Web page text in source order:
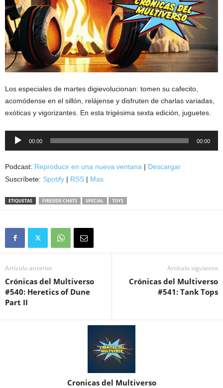
Los especiales de martes digievolucionan: tomen su cafecito,
acomódense en el sillón, relájense y disfruten de charlas variadas,
exóticas y vigorizantes. En esta trigésima sexta edición, juguetes.
Reproductor
00:00 00:00
Podcast: Reproducir en una nueva ventana | Descargar
Suscríbete: Spotify | RSS | Mas
ETIQUETAS FIRESIDE CHATS SPECIAL TOYS
Artículo anterior
Crónicas del Multiverso
#540: Heretics of Dune
Part II
Artículo siguiente
Crónicas del Multiverso
#541: Tank Tops
Cronicas del Multiverso